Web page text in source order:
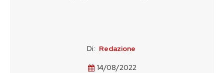
Di: Redazione
14/08/2022